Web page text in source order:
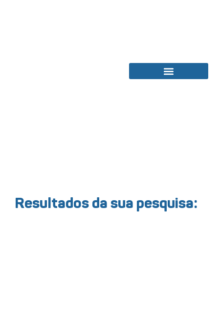
Resultados da sua pesquisa: